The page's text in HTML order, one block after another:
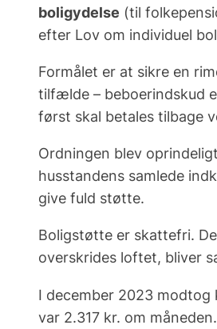
boligydelse (til
efter Lov om individuel
Formålet er at sikre en
tilfælde – beboerindskud
først skal betales tilbage
Ordningen blev
husstandens samlede
give fuld støtte.
Boligstøtte er skattefri.
overskrides loftet, bliver
I december 2023 modtog
var 2.317 kr. om